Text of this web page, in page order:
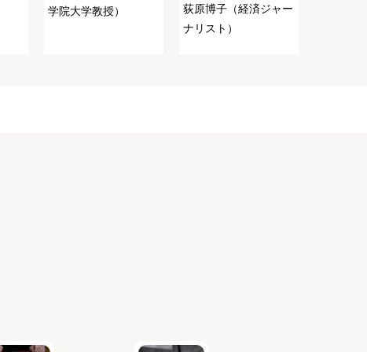
学院大学教授）
荻原博子（経済ジャー
ナリスト）